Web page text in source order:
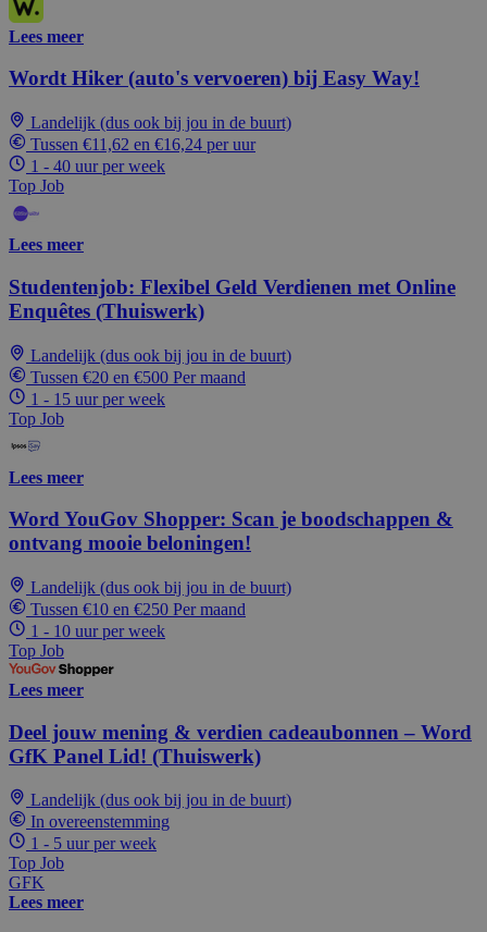
Lees meer
Wordt Hiker (auto's vervoeren) bij Easy Way!
Landelijk (dus ook bij jou in de buurt)
Tussen €11,62 en €16,24 per uur
1 - 40 uur per week
Top Job
Lees meer
Studentenjob: Flexibel Geld Verdienen met Online
Enquêtes (Thuiswerk)
Landelijk (dus ook bij jou in de buurt)
Tussen €20 en €500 Per maand
1 - 15 uur per week
Top Job
Lees meer
Word YouGov Shopper: Scan je boodschappen &
ontvang mooie beloningen!
Landelijk (dus ook bij jou in de buurt)
Tussen €10 en €250 Per maand
1 - 10 uur per week
Top Job
Lees meer
Deel jouw mening & verdien cadeaubonnen – Word
GfK Panel Lid! (Thuiswerk)
Landelijk (dus ook bij jou in de buurt)
In overeenstemming
1 - 5 uur per week
Top Job
GFK
Lees meer